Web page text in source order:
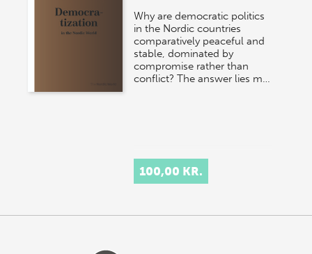
Why are democratic politics
in the Nordic countries
comparatively peaceful and
stable, dominated by
compromise rather than
conflict? The answer lies m…
100,00 KR.